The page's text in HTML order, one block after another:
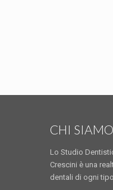
CHI SIAMO
Lo Studio
Crescini è una
dentali di ogni